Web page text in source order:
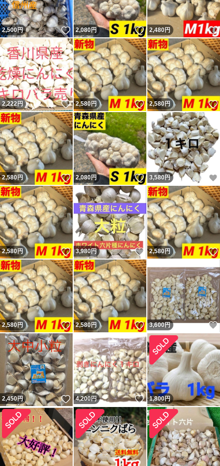
2,500円 いいね！
2,080円 いいね！
2,480円
2,222円 いいね！
2,580円 いいね！
2,580円
2,580円 いいね！
2,080円 いいね！
3,580円
2,580円 いいね！
3,980円 いいね！
2,580円
2,580円 いいね！
2,580円 いいね！
3,600円
2,450円 いいね！
4,200円 いいね！
1,800円